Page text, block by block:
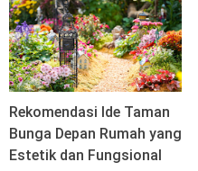
Rekomendasi Ide Taman
Bunga Depan Rumah yang
Estetik dan Fungsional